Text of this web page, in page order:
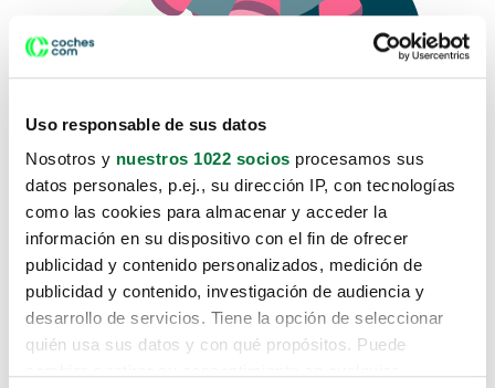
Uso responsable de sus datos
Nosotros y nuestros 1022 socios procesamos sus
datos personales, p.ej., su dirección IP, con tecnologías
como las cookies para almacenar y acceder la
información en su dispositivo con el fin de ofrecer
publicidad y contenido personalizados, medición de
publicidad y contenido, investigación de audiencia y
desarrollo de servicios. Tiene la opción de seleccionar
quién usa sus datos y con qué propósitos. Puede
Lo sentimos, no sabemos como
te hemos traido hasta aquí.
Pero puedes encontrar el coche que estás
buscando en alguno de estos enlaces: